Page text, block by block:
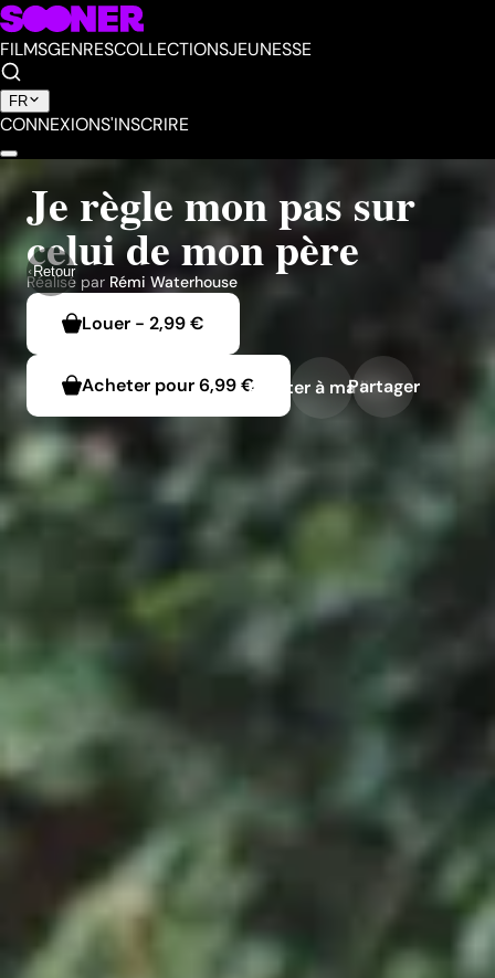
FILMSGENRESCOLLECTIONSJEUNESSE
FR
CONNEXIONS'INSCRIRE
Retour
Je règle mon pas sur
celui de mon père
Réalisé par Rémi Waterhouse
Louer - 2,99 €
Acheter pour6,99 €Ajouter à ma liste
Partager